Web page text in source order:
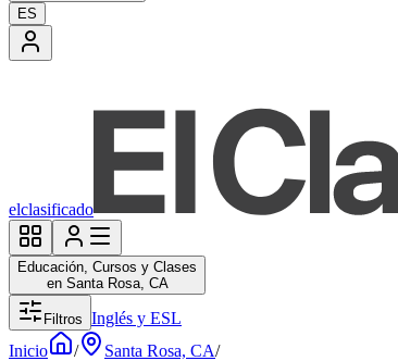
ES
elclasificado
Educación, Cursos y Clases
en Santa Rosa, CA
Filtros Inglés y ESL
Inicio
/ Santa Rosa, CA/